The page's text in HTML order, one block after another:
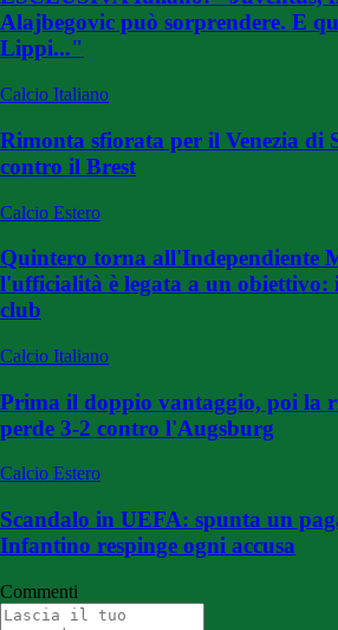
Alajbegovic può sorprendere. E
Lippi..."
Calcio Italiano
Rimonta sfiorata per il Venezia di
contro il Brest
Calcio Estero
Quintero torna all'Independiente
l'ufficialità è legata a un obiettivo:
club
Calcio Italiano
Prima il doppio vantaggio, poi la
perde 3-2 contro l'Augsburg
Calcio Estero
Scandalo in UEFA: spunta un
Infantino respinge ogni accusa
Commenti